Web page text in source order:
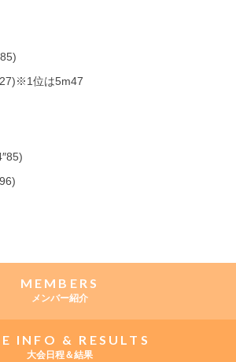
位は5m47
MEMBERS
メンバー紹介
INFO & RESULTS
大会日程＆結果